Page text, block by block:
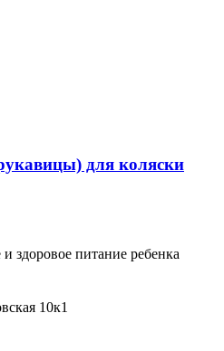
для коляски
здоровое питание ребенка
10к1